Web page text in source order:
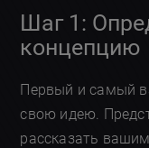
Шаг 1:
концепцию
Первый и самый
свою идею.
рассказать